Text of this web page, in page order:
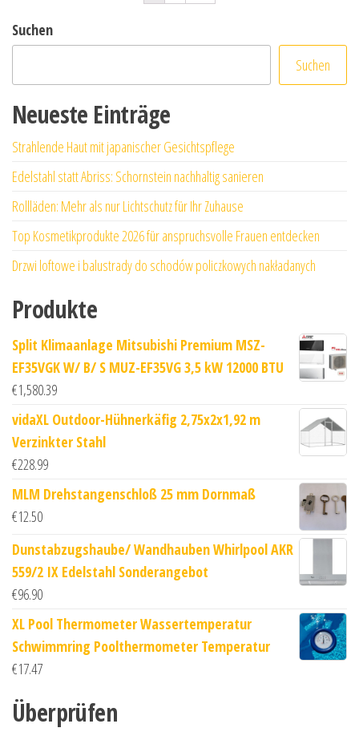
Suchen
Suchen
Neueste Einträge
Strahlende Haut mit japanischer Gesichtspflege
Edelstahl statt Abriss: Schornstein nachhaltig sanieren
Rollläden: Mehr als nur Lichtschutz für Ihr Zuhause
Top Kosmetikprodukte 2026 für anspruchsvolle Frauen entdecken
Drzwi loftowe i balustrady do schodów policzkowych nakładanych
Produkte
Split Klimaanlage Mitsubishi Premium MSZ-
EF35VGK W/ B/ S MUZ-EF35VG 3,5 kW 12000 BTU
€1,580.39
vidaXL Outdoor-Hühnerkäfig 2,75x2x1,92 m
Verzinkter Stahl
€228.99
MLM Drehstangenschloß 25 mm Dornmaß
€12.50
Dunstabzugshaube/ Wandhauben Whirlpool AKR
559/2 IX Edelstahl Sonderangebot
€96.90
XL Pool Thermometer Wassertemperatur
Schwimmring Poolthermometer Temperatur
€17.47
Überprüfen